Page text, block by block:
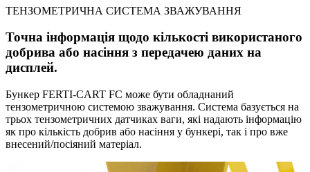
ТЕНЗОМЕТРИЧНА СИСТЕМА ЗВАЖУВАННЯ
Точна інформація щодо кількості використаного
добрива або насіння з передачею даних на
дисплей.
Бункер FERTI-CART FC може бути обладнаний
тензометричною системою зважування. Система базується на
трьох тензометричних датчиках ваги, які надають інформацію
як про кількість добрив або насіння у бункері, так і про вже
внесений/посіяний матеріал.